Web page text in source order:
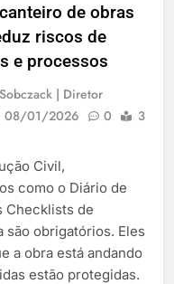
de obras
riscos de
e processos
| Diretor
08/01/2026 0
3
Civil,
como o Diário de
Checklists de
são obrigatórios. Eles
a obra está andando
estão protegidas.